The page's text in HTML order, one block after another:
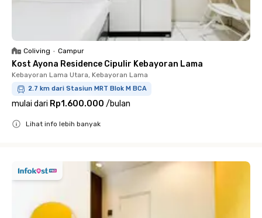
Coliving • Campur
Kost Ayona Residence Cipulir Kebayoran Lama
Kebayoran Lama Utara, Kebayoran Lama
2.7 km dari Stasiun MRT Blok M BCA
mulai dari Rp1.600.000 /bulan
Lihat info lebih banyak